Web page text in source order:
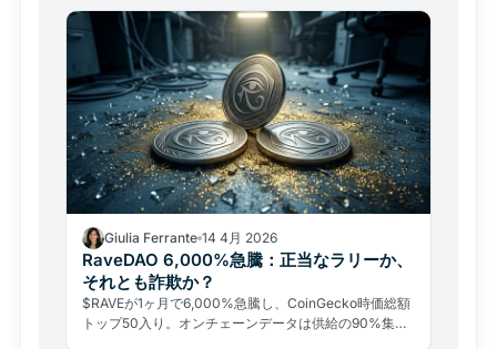
国暗号資産規制の転換点となるか。
Giulia Ferrante 14 4月 2026
RaveDAO 6,000%急騰：正当なラリーか、
それとも詐欺か？
$RAVEが1ヶ月で6,000%急騰し、CoinGecko時価総額
トップ50入り。オンチェーンデータは供給の90%集中